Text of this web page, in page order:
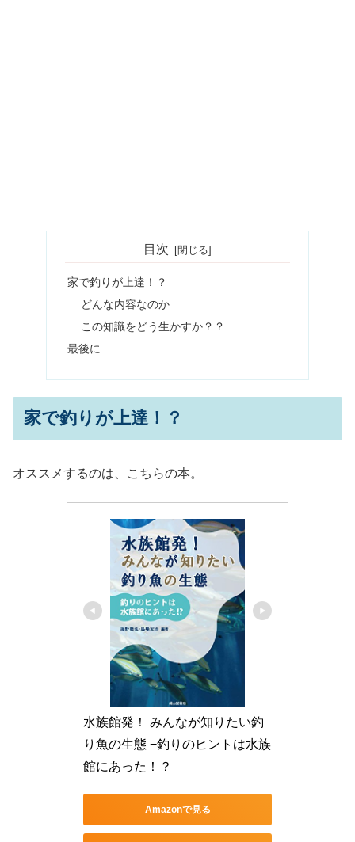
目次
家で釣りが上達！？
どんな内容なのか
この知識をどう生かすか？？
最後に
家で釣りが上達！？
オススメするのは、こちらの本。
水族館発！ みんなが知りたい釣
り魚の生態 −釣りのヒントは水族
館にあった！？
Amazonで見る